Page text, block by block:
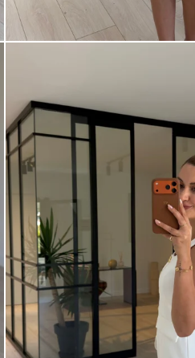
Bültenimize
İndirim ve fırsatlardan ilk
olun ve
Kampanya, duyuru ve
WhatsApp ve SMS yoluyla
belirtiyorum. Aydınlatma